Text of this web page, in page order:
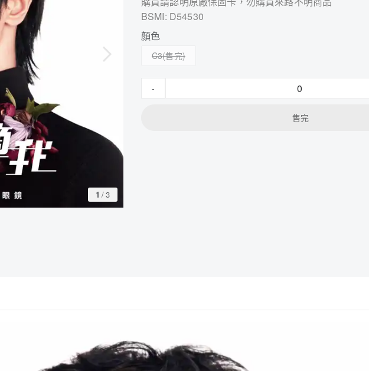
1 /3
BSMI: D54530
顏色
C3
-
售完